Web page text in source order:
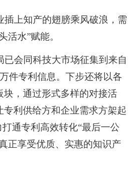
插上知产的翅膀乘风破浪，需
活水”赋能。
已会同科技大市场征集到来自
件专利信息。下步还将以各
块，通过形式多样的对接活
专利供给方和企业需求方架起
打通专利高效转化“最后一公
正享受优质、实惠的知识产